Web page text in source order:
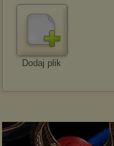
Dodaj plik